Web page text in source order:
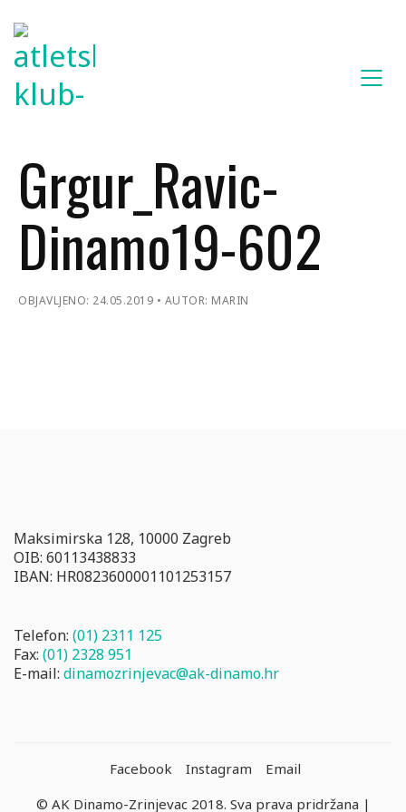
Grgur_Ravic-
Dinamo19-602
OBJAVLJENO: 24.05.2019 AUTOR: MARIN
Maksimirska 128, 10000 Zagreb
OIB: 60113438833
IBAN: HR0823600001101253157
Telefon: (01) 2311 125
Fax: (01) 2328 951
E-mail: dinamozrinjevac@ak-dinamo.hr
Facebook Instagram
Email
© AK Dinamo-Zrinjevac 2018. Sva prava pridržana |